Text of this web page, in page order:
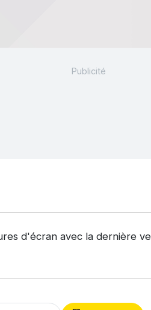
d'écran avec la dernière